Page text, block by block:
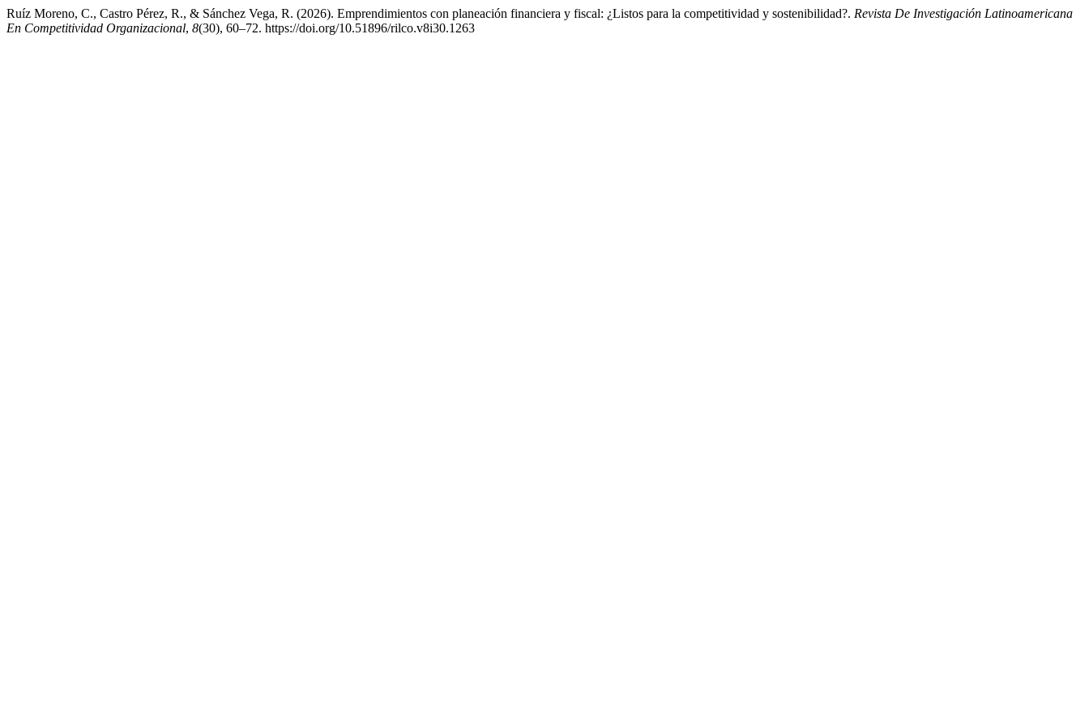
Ruíz Moreno, C., Castro Pérez, R., & Sánchez Vega, R. (2026). Emprendimientos con planeación financiera y fiscal: ¿Listos para la competitividad y sostenibilidad?. Revista De Investigación Latinoamericana
En Competitividad Organizacional, 8(30), 60–72. https://doi.org/10.51896/rilco.v8i30.1263